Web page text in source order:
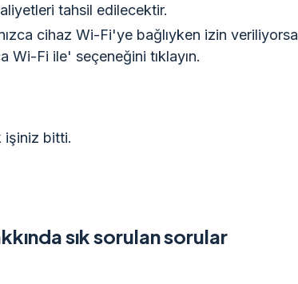
tahsil edilecektir.
cihaz Wi-Fi'ye bağlıyken izin veriliyorsa
Wi-Fi ile' seçeneğini tıklayın.
işiniz bitti.
sık sorulan sorular